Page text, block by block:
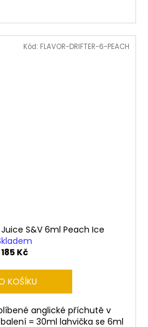
S&V 6ml Peach Ice
185 Kč
KOŠÍKU
anglické příchutě v
= 30ml lahvička se 6ml
Kód: FLAVOR-DRIFTER-6-PEACH